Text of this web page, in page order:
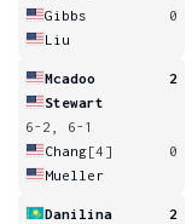
Gibbs
0
Liu
Mcadoo
2
Stewart
6-2, 6-1
Chang[4]
0
Mueller
Danilina
2